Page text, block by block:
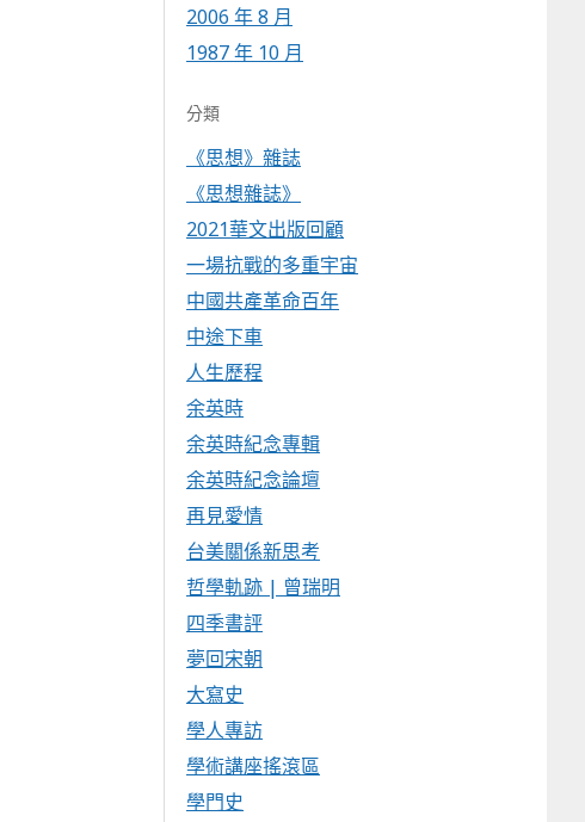
2006 年 8 月
1987 年 10 月
分類
《思想》雜誌
《思想雜誌》
2021華文出版回顧
一場抗戰的多重宇宙
中國共產革命百年
中途下車
人生歷程
余英時
余英時紀念專輯
余英時紀念論壇
再見愛情
台美關係新思考
哲學軌跡 | 曾瑞明
四季書評
夢回宋朝
大寫史
學人專訪
學術講座搖滾區
學門史